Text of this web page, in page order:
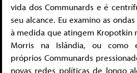
vida dos Communards e é
seu alcance. Eu examino as
à medida que atingem Kropotkin
Morris na Islândia, ou como
próprios Communards
novas redes políticas de longo